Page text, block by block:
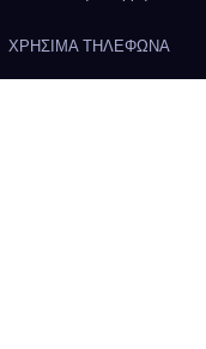
ΧΡΗΣΙΜΑ ΤΗΛΕΦΩΝΑ